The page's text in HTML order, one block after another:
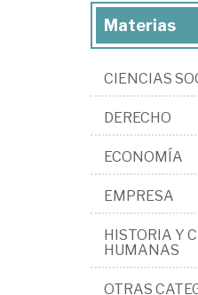
Materias
CIENCIAS
DERECHO
ECONOMÍA
EMPRESA
HISTORIA Y
HUMANAS
OTRAS